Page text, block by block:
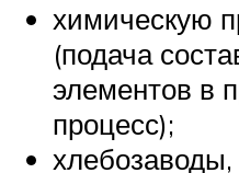
химическую
(подача
элементов в
процесс);